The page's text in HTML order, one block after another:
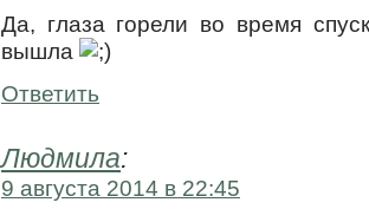
Да, глаза горели во время
вышла
Ответить
Людмила:
9 августа 2014 в 22:45